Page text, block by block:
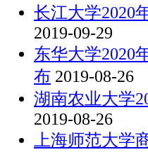
长江大学2020
2019-09-29
东华大学2020
布 2019-08-26
湖南农业大学
2019-08-26
上海师范大学